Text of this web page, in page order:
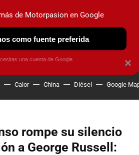
OBSERVATORIO
Calor China Diésel Google
rompe su silencio
a George Russell:
×
de Motorpasion en Google
como fuente preferida
una cuenta de Google